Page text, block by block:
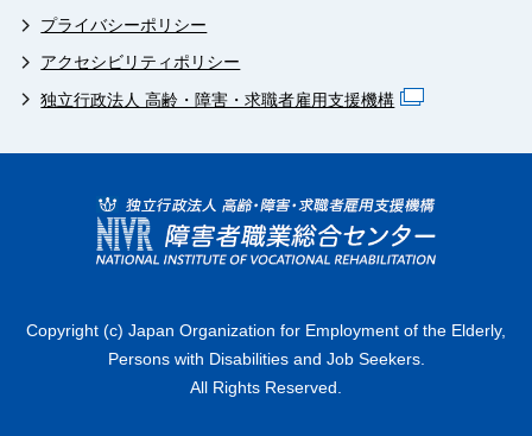
プライバシーポリシー
アクセシビリティポリシー
独立行政法人 高齢・障害・求職者雇用支援機構
Copyright (c) Japan Organization for Employment of the Elderly,
Persons with Disabilities and Job Seekers.
All Rights Reserved.